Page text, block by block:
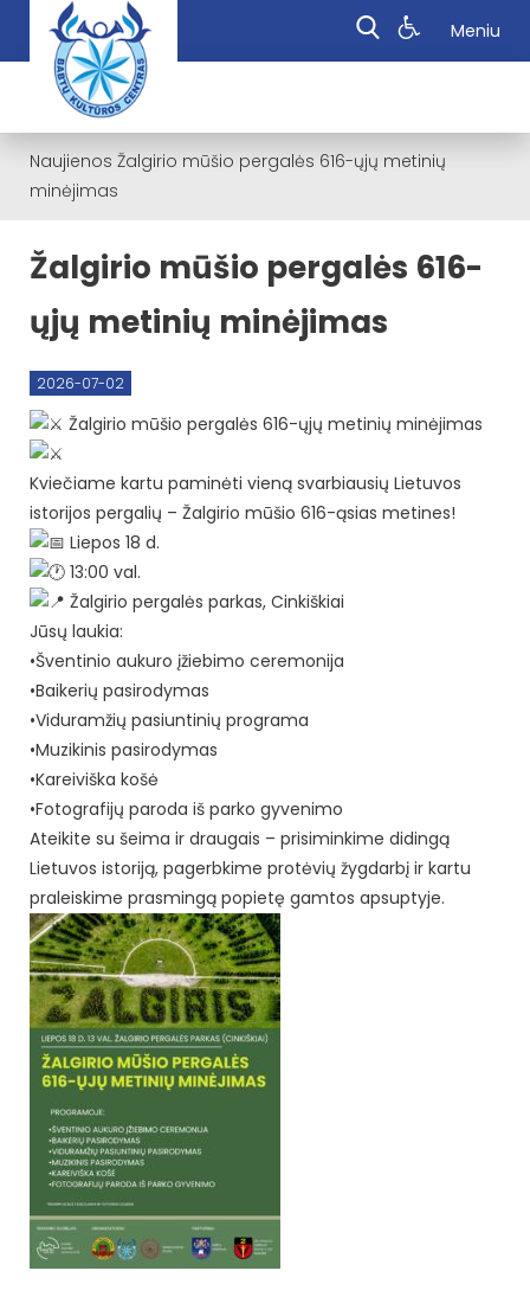
Meniu
Naujienos Žalgirio mūšio pergalės 616-ųjų metinių
minėjimas
Žalgirio mūšio pergalės 616-
ųjų metinių minėjimas
2026-07-02
Žalgirio mūšio pergalės 616-ųjų metinių minėjimas
Kviečiame kartu paminėti vieną svarbiausių Lietuvos
istorijos pergalių – Žalgirio mūšio 616-ąsias metines!
Liepos 18 d.
13:00 val.
Žalgirio pergalės parkas, Cinkiškiai
Jūsų laukia:
•Šventinio aukuro įžiebimo ceremonija
•Baikerių pasirodymas
•Viduramžių pasiuntinių programa
•Muzikinis pasirodymas
•Kareiviška košė
•Fotografijų paroda iš parko gyvenimo
Ateikite su šeima ir draugais – prisiminkime didingą
Lietuvos istoriją, pagerbkime protėvių žygdarbį ir kartu
praleiskime prasmingą popietę gamtos apsuptyje.